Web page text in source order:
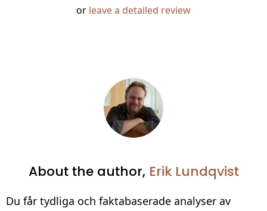
or leave a detailed review
About the author, Erik Lundqvist
Du får tydliga och faktabaserade analyser av